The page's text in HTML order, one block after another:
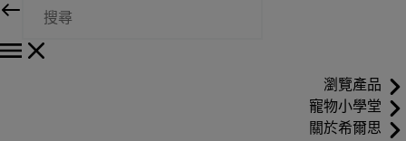
瀏覽產品
寵物小學堂
關於希爾思